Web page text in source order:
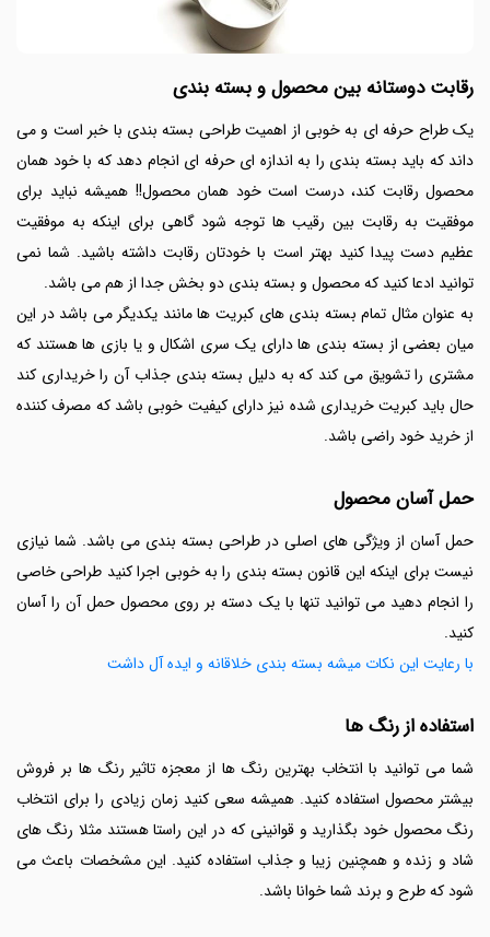
رقابت دوستانه بین محصول و بسته بندی
یک طراح حرفه ای به خوبی از اهمیت طراحی بسته بندی با خبر است و می
داند که باید بسته بندی را به اندازه ای حرفه ای انجام دهد که با خود همان
محصول رقابت کند، درست است خود همان محصول!! همیشه نباید برای
موفقیت به رقابت بین رقیب ها توجه شود گاهی برای اینکه به موفقیت
عظیم دست پیدا کنید بهتر است با خودتان رقابت داشته باشید. شما نمی
توانید ادعا کنید که محصول و بسته بندی دو بخش جدا از هم می باشد.
به عنوان مثال تمام بسته بندی های کبریت ها مانند یکدیگر می باشد در این
میان بعضی از بسته بندی ها دارای یک سری اشکال و یا بازی ها هستند که
مشتری را تشویق می کند که به دلیل بسته بندی جذاب آن را خریداری کند
حال باید کبریت خریداری شده نیز دارای کیفیت خوبی باشد که مصرف کننده
از خرید خود راضی باشد.
حمل آسان محصول
حمل آسان از ویژگی های اصلی در طراحی بسته بندی می باشد. شما نیازی
نیست برای اینکه این قانون بسته بندی را به خوبی اجرا کنید طراحی خاصی
را انجام دهید می توانید تنها با یک دسته بر روی محصول حمل آن را آسان
کنید.
با رعایت این نکات میشه بسته بندی خلاقانه و ایده آل داشت
استفاده از رنگ ها
شما می توانید با انتخاب بهترین رنگ ها از معجزه تاثیر رنگ ها بر فروش
بیشتر محصول استفاده کنید. همیشه سعی کنید زمان زیادی را برای انتخاب
رنگ محصول خود بگذارید و قوانینی که در این راستا هستند مثلا رنگ های
شاد و زنده و همچنین زیبا و جذاب استفاده کنید. این مشخصات باعث می
شود که طرح و برند شما خوانا باشد.